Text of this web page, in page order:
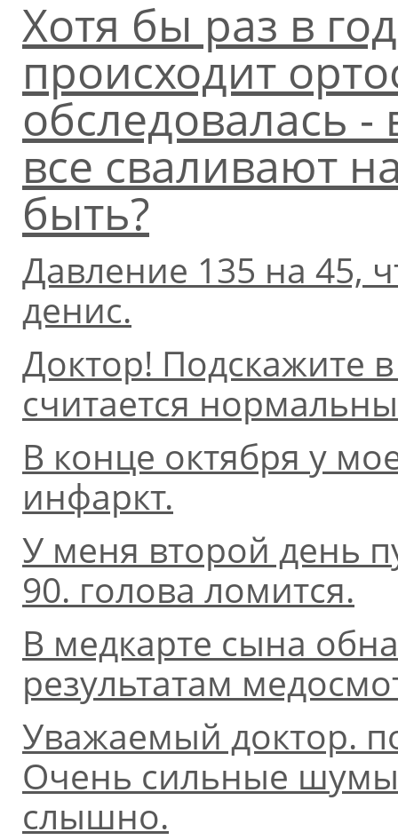
Хотя бы раз в
происходит
обследовалась -
все сваливают
быть?
Давление 135 на 45,
денис.
Доктор! Подскажите
считается
В конце октября у
инфаркт.
У меня второй день
90. голова ломится.
В медкарте сына
результатам
Уважаемый доктор.
Очень сильные шумы
слышно.